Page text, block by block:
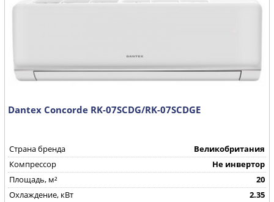
Dantex Concorde RK-07SCDG/RK-07SCDGE
Страна бренда
Великобритания
Компрессор
Не инвертор
Площадь, м²
20
Охлаждение, кВт
2.35